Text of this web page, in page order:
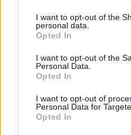
not limited to your visit or
grant or deny consent to
use your data for below
consent section.
I want to opt-out of the
personal data.
Opted In
I want to opt-out of the
Personal Data.
Opted In
I want to opt-out of
Personal Data for
Opted In
A közelmúltban
festményt kapott
világháború alatt, s
visszaszerzéséről
Egyesült Államokkal,
Olaszországgal.